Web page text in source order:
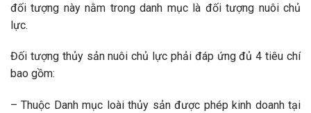
đối tượng này nằm trong danh mục là đối tượng nuôi chủ
lực.
Đối tượng thủy sản nuôi chủ lực phải đáp ứng đủ 4 tiêu chí
bao gồm:
– Thuộc Danh mục loài thủy sản được phép kinh doanh tại